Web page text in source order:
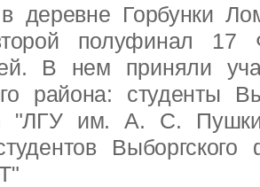
деревне Горбунки
полуфинал 17
В нем приняли
района: студенты
"ЛГУ им. А. С.